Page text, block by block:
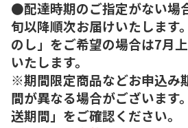
●配達時期のご指定がない場
旬以降順次お届けいたします
のし」をご希望の場合は7月
いたします。
※期間限定商品などお申込み
間が異なる場合がございます
送期間」をご確認ください。